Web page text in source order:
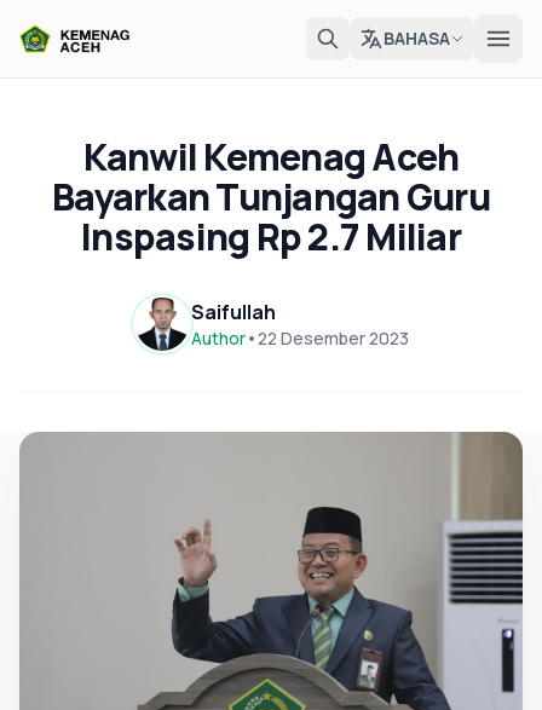
BAHASA
Kanwil Kemenag Aceh
Bayarkan Tunjangan Guru
Inspasing Rp 2.7 Miliar
Saifullah
Author•22 Desember 2023